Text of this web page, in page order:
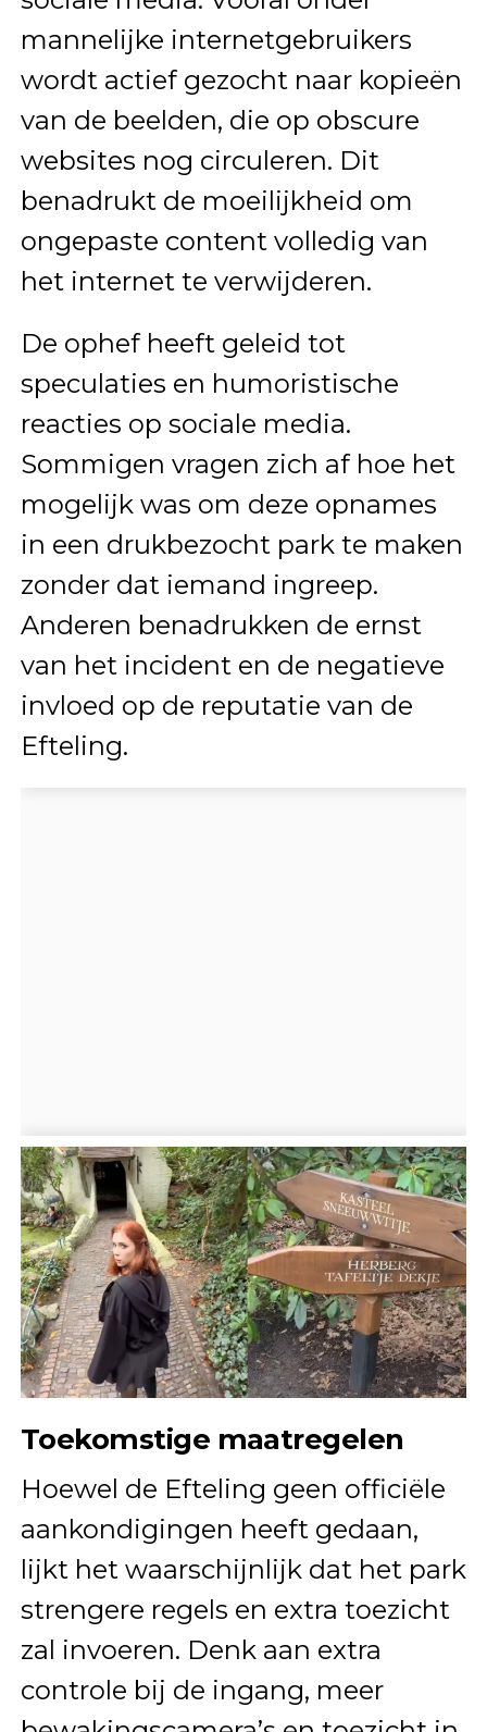
mannelijke internetgebruikers
wordt actief gezocht naar kopieën
van de beelden, die op obscure
websites nog circuleren. Dit
benadrukt de moeilijkheid om
ongepaste content volledig van
het internet te verwijderen.
De ophef heeft geleid tot
speculaties en humoristische
reacties op sociale media.
Sommigen vragen zich af hoe het
mogelijk was om deze opnames
in een drukbezocht park te maken
zonder dat iemand ingreep.
Anderen benadrukken de ernst
van het incident en de negatieve
invloed op de reputatie van de
Efteling.
Toekomstige maatregelen
Hoewel de Efteling geen officiële
aankondigingen heeft gedaan,
lijkt het waarschijnlijk dat het park
strengere regels en extra toezicht
zal invoeren. Denk aan extra
controle bij de ingang, meer